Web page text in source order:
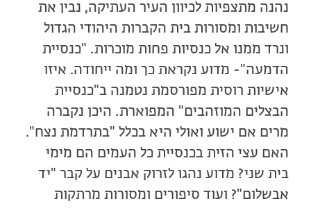
נהנה מתצפיות לכיוון העיר העתיקה, נבין את
חשיבות ומסורות בית הקברות היהודי הגדול
ונרד ממנו אל כנסיות פחות מוכרות. "כנסיית
הדמעה"- מדוע נקראת כך ומה ייחודה. איזו
אישיות רוסית מפורסמת נטמנה ב"כנסיית
הבצלים המוזהבים" המפוארת. היכן נקברה
מרים אם ישוע ואולי היא בכלל "בתרדמת נצח".
האם עצי הזית בכנסיית כל העמים הם מימי
בית שני? מדוע נהגו לזרוק אבנים על קבר "יד
אבשלום"? ועוד סיפורים ומסורות מרתקות